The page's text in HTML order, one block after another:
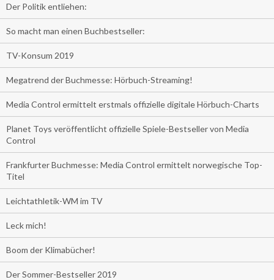
Der Politik entliehen:
So macht man einen Buchbestseller:
TV-Konsum 2019
Megatrend der Buchmesse: Hörbuch-Streaming!
Media Control ermittelt erstmals offizielle digitale Hörbuch-Charts
Planet Toys veröffentlicht offizielle Spiele-Bestseller von Media
Control
Frankfurter Buchmesse: Media Control ermittelt norwegische Top-
Titel
Leichtathletik-WM im TV
Leck mich!
Boom der Klimabücher!
Der Sommer-Bestseller 2019